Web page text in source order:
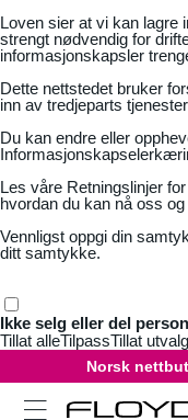
Loven sier at vi kan lagre
strengt nødvendig for
informasjonskapsler
Dette nettstedet bruker
inn av tredjeparts
Du kan endre eller
Les våre Retningslinjer
hvordan du kan nå oss
Vennligst oppgi din
ditt samtykke.
Ikke selg eller del
Tillat alleTilpassTillat utvalg
Norsk